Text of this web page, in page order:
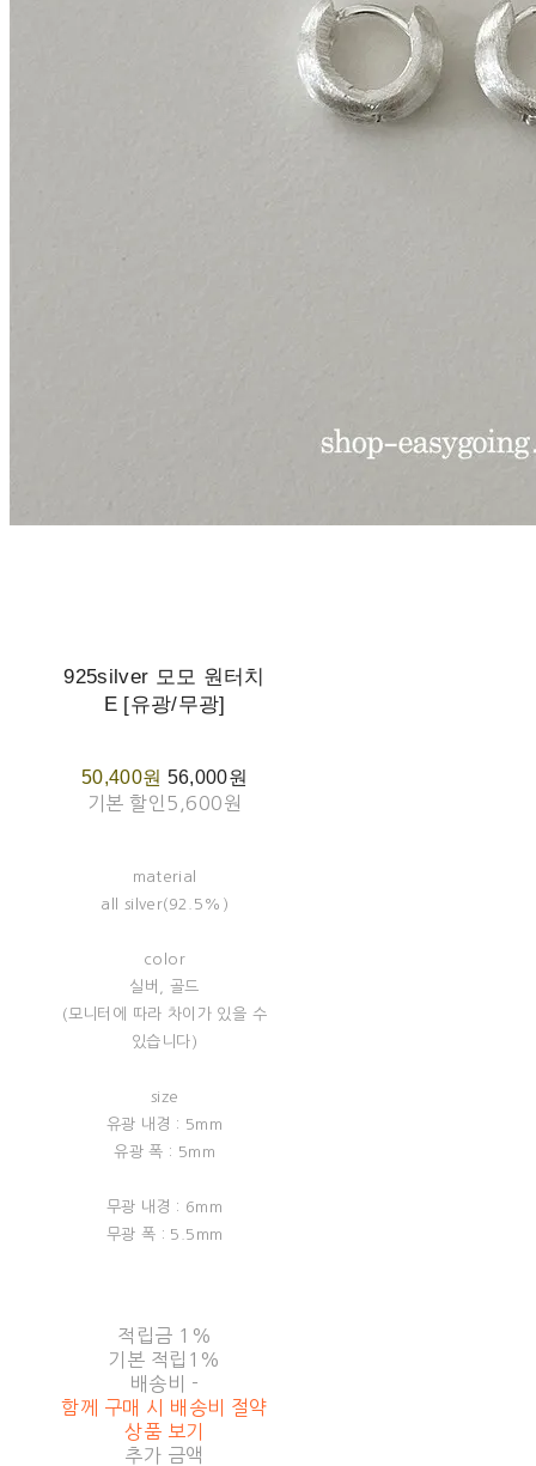
925silver 모모 원터치
E [유광/무광]
50,400원 56,000원
기본 할인 5,600원
material
all silver(92.5%)
color
실버, 골드
(모니터에 따라 차이가 있을 수
있습니다)
size
유광 내경 : 5mm
유광 폭 : 5mm
무광 내경 : 6mm
무광 폭 : 5.5mm
적립금 1%
기본 적립 1%
배송비 -
함께 구매 시 배송비 절약
상품 보기
추가 금액